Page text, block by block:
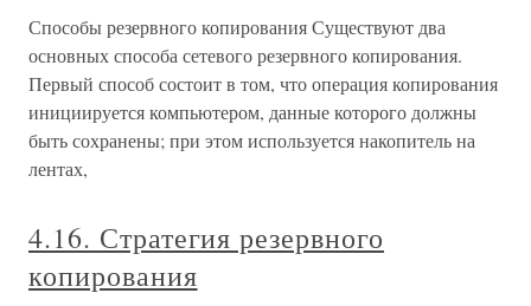
Способы резервного копирования Существуют два
основных способа сетевого резервного копирования.
Первый способ состоит в том, что операция копирования
инициируется компьютером, данные которого должны
быть сохранены; при этом используется накопитель на
лентах,
4.16. Стратегия резервного
копирования